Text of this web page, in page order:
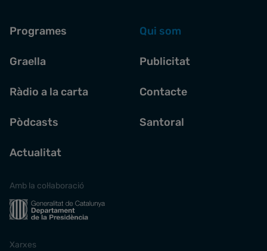
Programes
Graella
Ràdio a la carta
Pòdcasts
Actualitat
Qui som
Publicitat
Contacte
Santoral
Amb la col·laboració
Xarxes